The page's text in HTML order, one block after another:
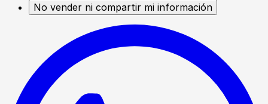
No vender ni compartir mi información